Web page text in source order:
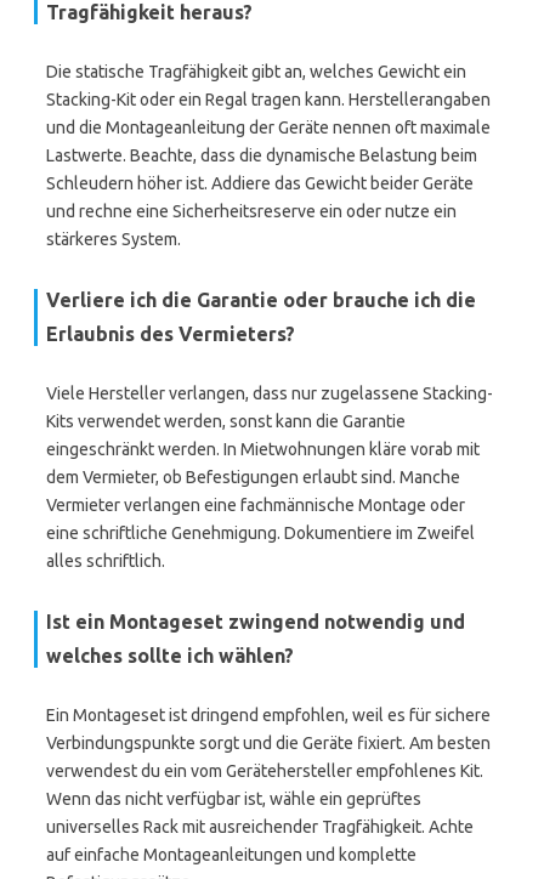
Tragfähigkeit heraus?
Die statische Tragfähigkeit gibt an, welches Gewicht ein
Stacking-Kit oder ein Regal tragen kann. Herstellerangaben
und die Montageanleitung der Geräte nennen oft maximale
Lastwerte. Beachte, dass die dynamische Belastung beim
Schleudern höher ist. Addiere das Gewicht beider Geräte
und rechne eine Sicherheitsreserve ein oder nutze ein
stärkeres System.
Verliere ich die Garantie oder brauche ich die
Erlaubnis des Vermieters?
Viele Hersteller verlangen, dass nur zugelassene Stacking-
Kits verwendet werden, sonst kann die Garantie
eingeschränkt werden. In Mietwohnungen kläre vorab mit
dem Vermieter, ob Befestigungen erlaubt sind. Manche
Vermieter verlangen eine fachmännische Montage oder
eine schriftliche Genehmigung. Dokumentiere im Zweifel
alles schriftlich.
Ist ein Montageset zwingend notwendig und
welches sollte ich wählen?
Ein Montageset ist dringend empfohlen, weil es für sichere
Verbindungspunkte sorgt und die Geräte fixiert. Am besten
verwendest du ein vom Gerätehersteller empfohlenes Kit.
Wenn das nicht verfügbar ist, wähle ein geprüftes
universelles Rack mit ausreichender Tragfähigkeit. Achte
auf einfache Montageanleitungen und komplette